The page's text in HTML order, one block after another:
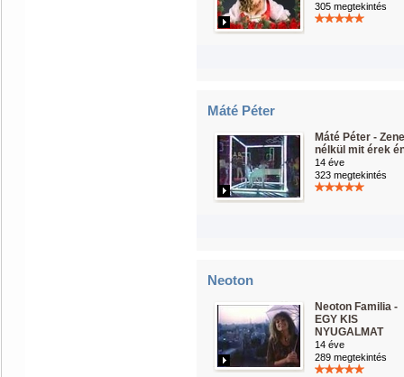
305 megtekintés
Máté Péter
Máté Péter - Zene
nélkül mit érek
14 éve
323 megtekintés
Neoton
Neoton Familia -
EGY KIS
NYUGALMAT
14 éve
289 megtekintés